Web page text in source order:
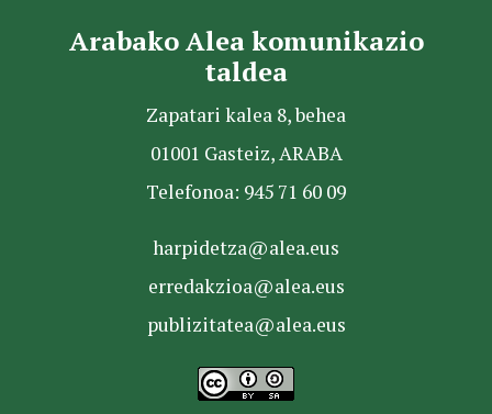
Arabako Alea komunikazio
taldea
Zapatari kalea 8, behea
01001 Gasteiz, ARABA
Telefonoa: 945 71 60 09
harpidetza@alea.eus
erredakzioa@alea.eus
publizitatea@alea.eus